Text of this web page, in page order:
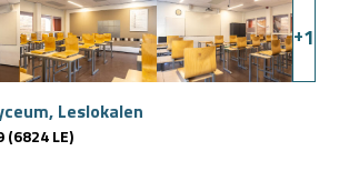
+1
Leslokalen
LE)